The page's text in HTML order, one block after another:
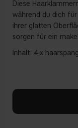
Diese
während du dich
ihrer glatten
sorgen für ein
​​Inhalt: 4 x